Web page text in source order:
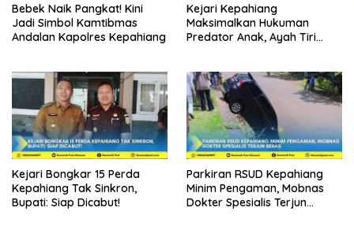
Bebek Naik Pangkat! Kini
Jadi Simbol Kamtibmas
Andalan Kapolres Kepahiang
Kejari Kepahiang
Maksimalkan Hukuman
Predator Anak, Ayah Tiri
Kejari Bongkar 15 Perda
Kepahiang Tak Sinkron,
Bupati: Siap Dicabut!
Parkiran RSUD Kepahiang
Minim Pengaman, Mobnas
Dokter Spesialis Terjun